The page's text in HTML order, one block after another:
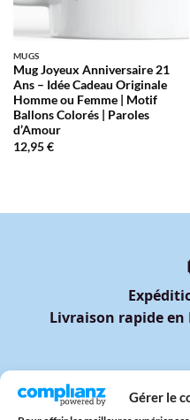
Gérer le
MUGS
Mug Joyeux Anniversaire 21
Ans – Idée Cadeau Originale
Homme ou Femme | Motif
Ballons Colorés | Paroles
d’Amour
12,95€
Livraison rapide
CB & PayPal